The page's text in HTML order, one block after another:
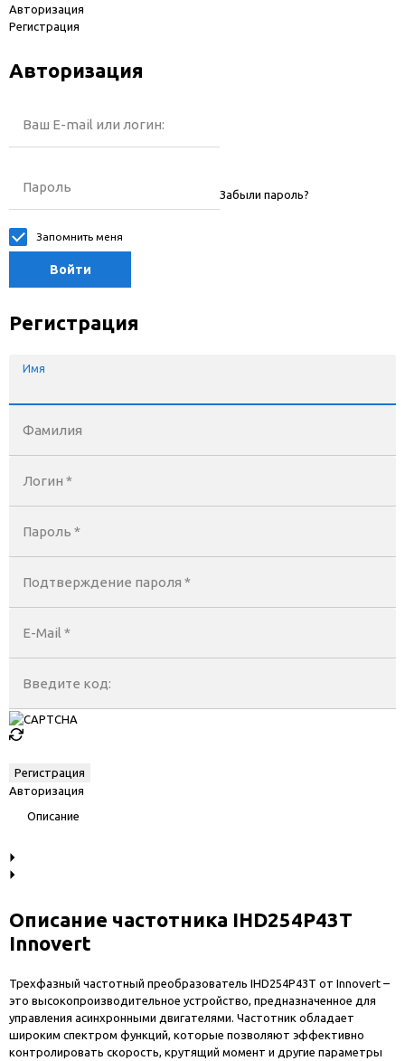
Авторизация
Регистрация
Авторизация
Ваш E-mail или логин:
Пароль Забыли пароль?
Запомнить меня
Войти
Регистрация
Имя
Фамилия
Логин *
Пароль *
Подтверждение пароля *
E-Mail *
Введите код:
Авторизация
Описание
Описание частотника IHD254P43T
Innovert
Трехфазный частотный преобразователь IHD254P43T от Innovert –
это высокопроизводительное устройство, предназначенное для
управления асинхронными двигателями. Частотник обладает
широким спектром функций, которые позволяют эффективно
контролировать скорость, крутящий момент и другие параметры